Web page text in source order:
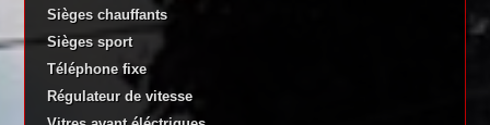
Sièges chauffants
Sièges sport
Téléphone fixe
Régulateur de vitesse